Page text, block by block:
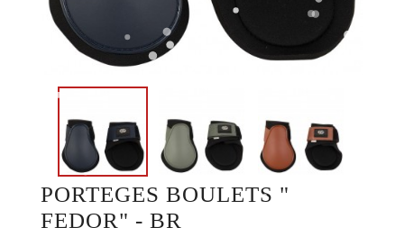
PORTEGES BOULETS "
FEDOR" - BR